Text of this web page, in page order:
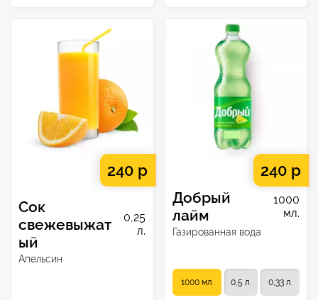
240 р
Сок
свежевыжат
ый
0,25
л.
Апельсин
240 р
Добрый
лайм
1000
мл.
Газированная вода
1000 мл. 0,5 л. 0,33 л.